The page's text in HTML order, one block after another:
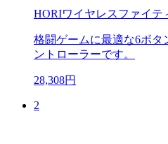
HORIワイヤレスファイテ
格闘ゲームに最適な6ボタ
ントローラーです。
28,308円
2